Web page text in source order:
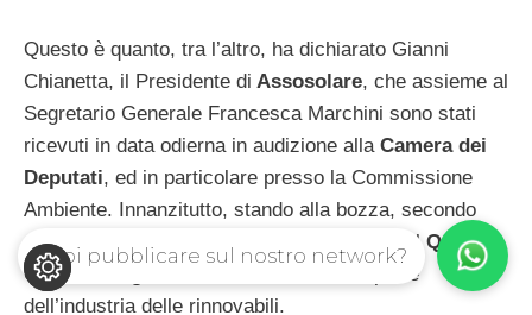
Questo è quanto, tra l’altro, ha dichiarato Gianni
Chianetta, il Presidente di Assosolare, che assieme al
Segretario Generale Francesca Marchini sono stati
ricevuti in data odierna in audizione alla Camera dei
Deputati, ed in particolare presso la Commissione
Ambiente. Innanzitutto, stando alla bozza, secondo
Assosolare
i tagli agli incentivi previsti per il Quarto
Conto Energia
non sono sostenibili da parte
dell’industria delle rinnovabili.
Vuoi pubblicare sul nostro network?